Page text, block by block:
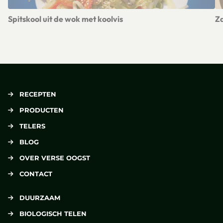
Spitskool uit de wok met koolvis
RECEPTEN
PRODUCTEN
TELERS
BLOG
OVER VERSE OOGST
CONTACT
DUURZAAM
BIOLOGISCH TELEN